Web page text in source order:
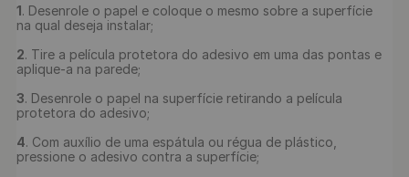
1. Desenrole o papel e coloque o mesmo sobre a superfície
na qual deseja instalar;
2. Tire a película protetora do adesivo em uma das pontas e
aplique-a na parede;
3. Desenrole o papel na superfície retirando a película
protetora do adesivo;
4. Com auxílio de uma espátula ou régua de plástico,
pressione o adesivo contra a superfície;